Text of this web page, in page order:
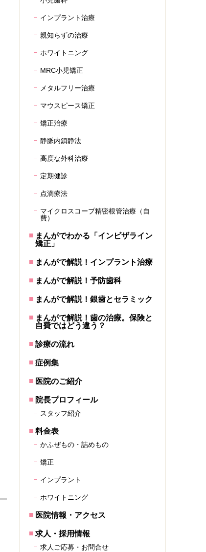
インプラント治療
親知らずの治療
ホワイトニング
MRC小児矯正
メタルフリー治療
マウスピース矯正
矯正治療
静脈内鎮静法
高度な外科治療
定期健診
点滴療法
マイクロスコープ精密根管治療（自
費）
まんがでわかる「インビザライン
矯正」
まんがで解説！インプラント治療
まんがで解説！予防歯科
まんがで解説！銀歯とセラミック
まんがで解説！歯の治療。保険と
自費ではどう違う？
診療の流れ
症例集
医院のご紹介
院長プロフィール
スタッフ紹介
料金表
かふぜもの・詰めもの
矯正
インプラント
ホワイトニング
医院情報・アクセス
求人・採用情報
求人ご応募・お問合せ